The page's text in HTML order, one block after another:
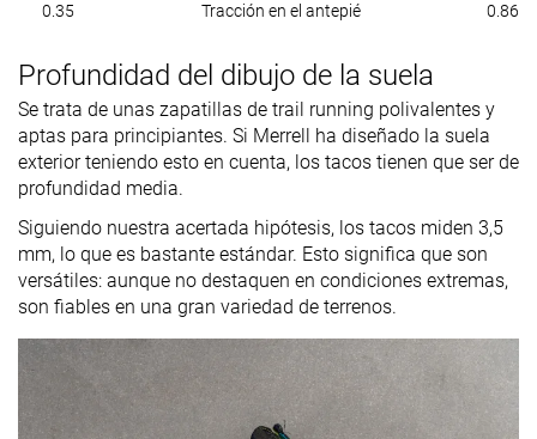
0.35 Tracción en el antepié 0.86
Profundidad del dibujo de la suela
Se trata de unas zapatillas de trail running polivalentes y
aptas para principiantes. Si Merrell ha diseñado la suela
exterior teniendo esto en cuenta, los tacos tienen que ser de
profundidad media.
Siguiendo nuestra acertada hipótesis, los tacos miden 3,5
mm, lo que es bastante estándar. Esto significa que son
versátiles: aunque no destaquen en condiciones extremas,
son fiables en una gran variedad de terrenos.